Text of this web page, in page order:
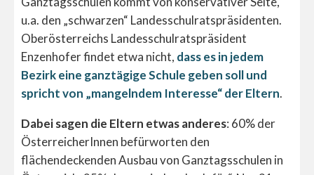
u.a. den „schwarzen“ Landesschulratspräsidenten.
Oberösterreichs Landesschulratspräsident
Enzenhofer findet etwa nicht, dass es in jedem
Bezirk eine ganztägige Schule geben soll und
spricht von „mangelndem Interesse“ der Eltern.
Dabei sagen die Eltern etwas anderes: 60% der
ÖsterreicherInnen befürworten den
flächendeckenden Ausbau von Ganztagsschulen in